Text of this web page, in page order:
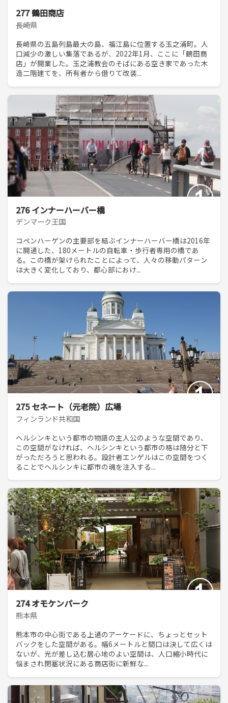
277 鶴田商店
長崎県
長崎県の五島列島最大の島、福江島に位置する玉之浦町。人
口減少の激しい集落であるが、2022年1月、ここに「鶴田商
店」が開業した。玉之浦教会のそばにある空き家であった木
造二階建てを、所有者から借りて改装...
276 インナーハーバー橋
デンマーク王国
コペンハーゲンの主要部を結ぶインナーハーバー橋は2016年
に開通した、180メートルの自転車・歩行者専用の橋であ
る。この橋が架けられたことによって、人々の移動パターン
は大きく変化しており、都心部におけ...
275 セネート（元老院）広場
フィンランド共和国
ヘルシンキという都市の物語の主人公のような空間であり、
この空間がなければ、ヘルシンキという都市の格は随分と下
がっただろうと思われる。設計者エンゲルはこの空間をつく
ることでヘルシンキに都市の魂を注入する...
274 オモケンパーク
熊本県
熊本市の中心街である上通のアーケードに、ちょっとセット
バックをした空間がある。幅6メートルと間口は決して広くは
ないが、光が差し込む居心地のよい空間は、人口縮小時代に
悩まされ閉塞状況にある商店街に新鮮な...